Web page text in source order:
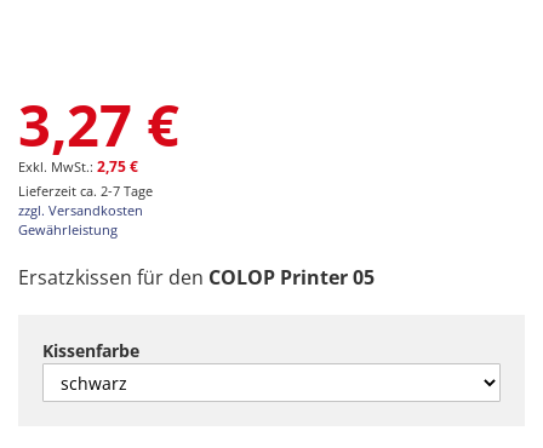
Anfang
der
Bildgalerie
springen
3,27 €
2,75 €
Lieferzeit ca. 2-7 Tage
zzgl. Versandkosten
Gewährleistung
Ersatzkissen für den COLOP Printer 05
Kissenfarbe